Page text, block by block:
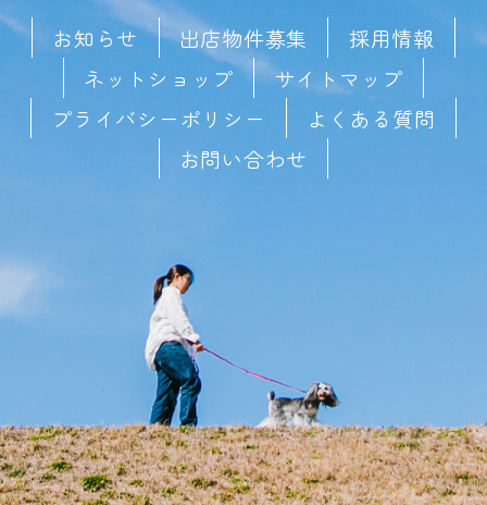
お知らせ 出店物件募集
採用情報
ネットショップ
サイトマップ
プライバシーポリシー
よくある質問
お問い合わせ